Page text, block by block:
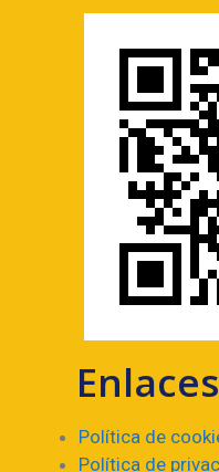
Política de
Política de